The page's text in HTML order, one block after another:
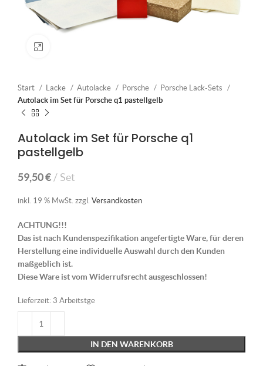
Start Lacke Autolacke Porsche
Porsche Lack-Sets
Autolack im Set für Porsche q1 pastellgelb
Autolack im Set für Porsche q1
pastellgelb
59,50€ Set
inkl. 19 % MwSt. zzgl. Versandkosten
ACHTUNG!!!
Das ist nach Kundenspezifikation angefertigte Ware, für deren
Herstellung eine individuelle Auswahl durch den Kunden
maßgeblich ist.
Diese Ware ist vom Widerrufsrecht ausgeschlossen!
Lieferzeit: 3 Arbeitstge
IN DEN WARENKORB